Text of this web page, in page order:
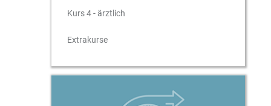
Kurs 4 - ärztlich
Extrakurse